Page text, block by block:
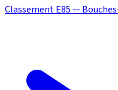
Classement E85 —